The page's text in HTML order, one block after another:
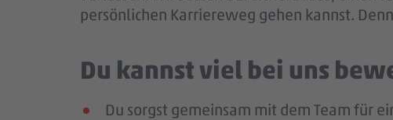
persönlichen Karriereweg gehen kannst.
Du kannst viel bei uns
Du sorgst gemeinsam mit dem Team für